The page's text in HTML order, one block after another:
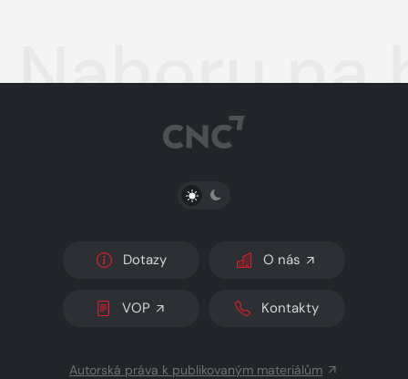
Nahoru na
PŘEPNOUT SVĚTLÝ/TMAVÝ REŽIM
Dotazy O nás
VOP Kontakty
Autorská práva k publikovaným materiálům